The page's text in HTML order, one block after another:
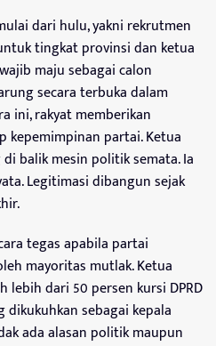
dari hulu, yakni rekrutmen
tingkat provinsi dan ketua
maju sebagai calon
secara terbuka dalam
ini, rakyat memberikan
kepemimpinan partai. Ketua
balik mesin politik semata. Ia
Legitimasi dibangun sejak
tegas apabila partai
mayoritas mutlak. Ketua
dari 50 persen kursi DPRD
sebagai kepala
ada alasan politik maupun